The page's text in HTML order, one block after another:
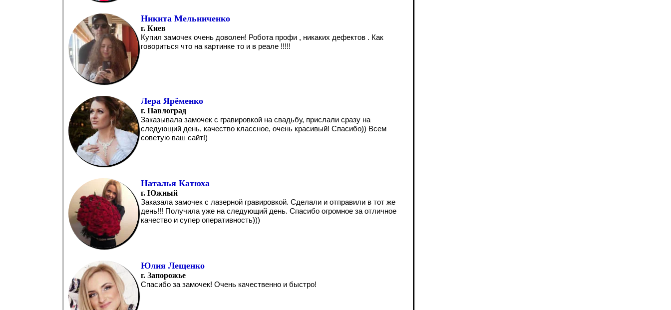
Никита Мельниченко
г. Киев
Купил замочек очень доволен! Робота профи , никаких дефектов . Как
говориться что на картинке то и в реале !!!!!
Лера Ярёменко
г. Павлоград
Заказывала замочек с гравировкой на свадьбу, прислали сразу на
следующий день, качество классное, очень красивый! Спасибо)) Всем
советую ваш сайт!)
Наталья Катюха
г. Южный
Заказала замочек с лазерной гравировкой. Сделали и отправили в тот же
день!!! Получила уже на следующий день. Спасибо огромное за отличное
качество и супер оперативность)))
Юлия Лещенко
г. Запорожье
Спасибо за замочек! Очень качественно и быстро!